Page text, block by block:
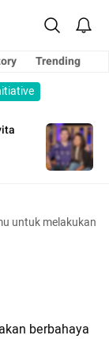
Trending
untuk melakukan
berbahaya